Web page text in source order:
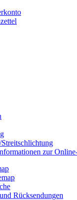
zur
Rücksendungen